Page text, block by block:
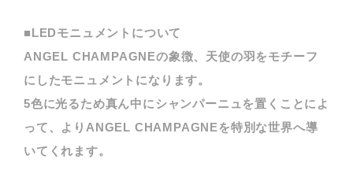
■LEDモニュメントについて
ANGEL CHAMPAGNEの象徴、天使の羽をモチーフ
にしたモニュメントになります。
5色に光るため真ん中にシャンパーニュを置くことによ
って、よりANGEL CHAMPAGNEを特別な世界へ導
いてくれます。